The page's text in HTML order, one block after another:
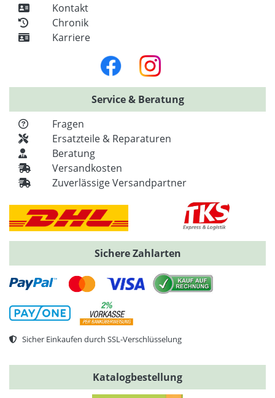
Kontakt
Chronik
Karriere
Service & Beratung
Fragen
Ersatzteile & Reparaturen
Beratung
Versandkosten
Zuverlässige Versandpartner
Sichere Zahlarten
Sicher Einkaufen durch SSL-Verschlüsselung
Katalogbestellung